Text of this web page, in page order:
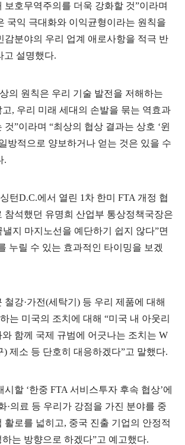
보호무역주의를 더욱 강화할 것”이라며
국익 극대화와 이익균형이라는 원칙을
감분야의 우리 업계 애로사항을 적극 반
고 설명했다.
의 원칙은 우리 기술 발전을 저해하는
, 우리 미래 세대의 손발을 묶는 역효과
것”이라며 “최상의 협상 결과는 상호 ‘윈
방적으로 양보하거나 얻는 것은 있을 수
.
턴D.C.에서 열린 1 차 한미 FTA 개정 협
참석했던 유명희 산업부 통상정책국장은
낼지 마지노선을 예단하기 쉽지 않다”면
누릴 수 있는 효과적인 타이밍을 보겠
철강·가전(세탁기 ) 등 우리 제품에 대해
는 미국의 조치에 대해 “미국 내 아웃리
와 함께 국제 규범에 어긋나는 조치는 W
) 제소 등 단호히 대응하겠다”고 말했다.
시할 ‘한중 FTA 서비스투자 후속 협상’에
·의료 등 우리가 강점을 가진 분야를 중
활로를 넓히고, 중국 진출 기업의 안정적
는 방향으로 하겠다”고 예고했다.